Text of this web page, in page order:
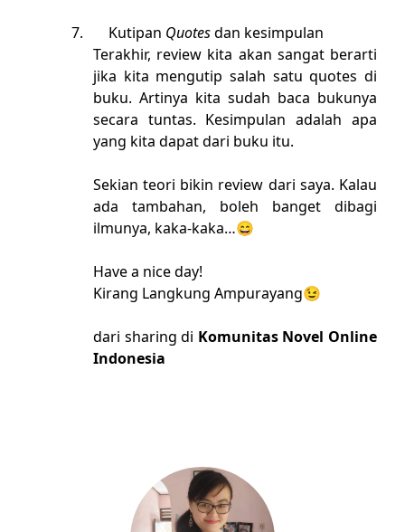
7. Kutipan Quotesdan kesimpulan
Terakhir, review kita akan sangat berarti
jika kita mengutip salah satu quotes di
buku. Artinya kita sudah baca bukunya
secara tuntas. Kesimpulan adalah apa
yang kita dapat dari buku itu.
Sekian teori bikin review dari saya. Kalau
ada tambahan, boleh banget dibagi
ilmunya, kaka-kaka…😄
Have a nice day!
Kirang Langkung Ampurayang😉
dari sharing di Komunitas Novel Online
Indonesia